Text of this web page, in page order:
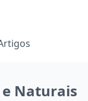
e Naturais